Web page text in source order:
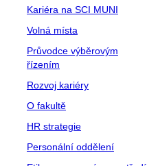
Kariéra na SCI MUNI
Volná místa
Průvodce výběrovým
řízením
Rozvoj kariéry
O fakultě
HR strategie
Personální oddělení